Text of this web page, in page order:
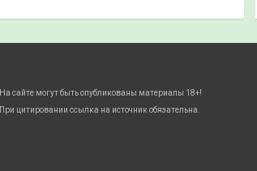
На сайте могут быть опубликованы материалы 18+!
При цитировании ссылка на источник обязательна.